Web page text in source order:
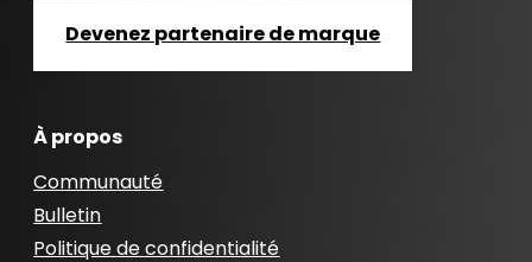
Devenez partenaire de marque
À propos
Communauté
Bulletin
Politique de confidentialité